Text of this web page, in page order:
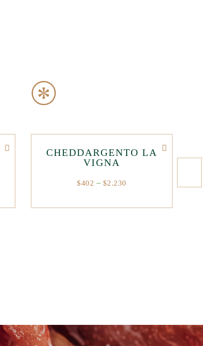
CHEDDARGENTO LA
VIGNA
$402 – $2.230